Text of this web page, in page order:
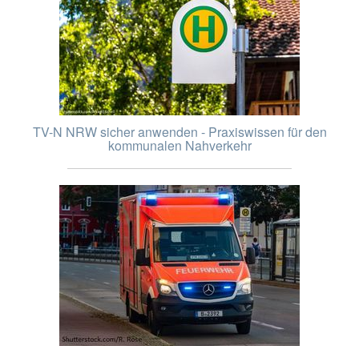
TV-N NRW sicher anwenden - Praxiswissen für den
kommunalen Nahverkehr